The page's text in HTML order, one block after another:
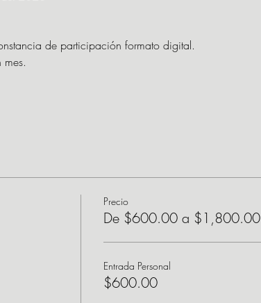
de participación formato digital.
Precio
De $600.00 a $1,800.00
Entrada Personal
$600.00